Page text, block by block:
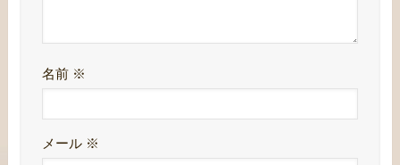
名前 ※
メール ※